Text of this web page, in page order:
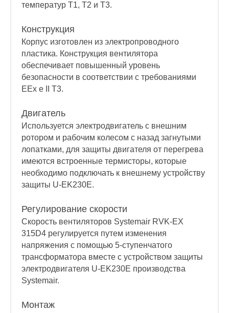
температур Т1, Т2 и Т3.
Конструкция
Корпус изготовлен из электропроводного
пластика. Конструкция вентилятора
обеспечивает повышенный уровень
безопасности в соответствии с требованиями
EEx e II T3.
Двигатель
Используется электродвигатель с внешним
ротором и рабочим колесом с назад загнутыми
лопатками, для защиты двигателя от перегрева
имеются встроенные термисторы, которые
необходимо подключать к внешнему устройству
защиты U-EK230E.
Регулирование скорости
Скорость вентиляторов Systemair RVK-EX
315D4 регулируется путем изменения
напряжения с помощью 5-ступенчатого
трансформатора вместе с устройством защиты
электродвигателя U-EK230E производства
Systemair.
Монтаж